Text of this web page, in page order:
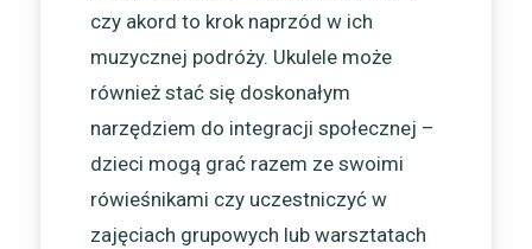
czy akord to krok naprzód w ich
muzycznej podróży. Ukulele może
również stać się doskonałym
narzędziem do integracji społecznej –
dzieci mogą grać razem ze swoimi
rówieśnikami czy uczestniczyć w
zajęciach grupowych lub warsztatach